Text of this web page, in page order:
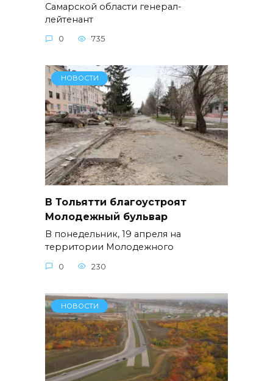
Самарской области генерал-
лейтенант
0 735
НОВОСТИ
В Тольятти благоустроят
Молодежный бульвар
В понедельник, 19 апреля на
территории Молодежного
0 230
НОВОСТИ